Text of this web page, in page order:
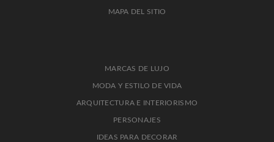
MAPA DEL SITIO
MARCAS DE LUJO
MODA Y ESTILO DE VIDA
ARQUITECTURA E INTERIORISMO
PERSONAJES
IDEAS PARA DECORAR